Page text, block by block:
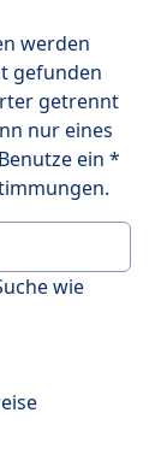
werden
gefunden
getrennt
nur eines
ein *
wie